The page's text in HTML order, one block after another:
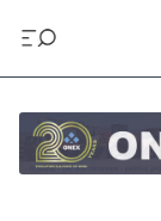
προς
το
περιεχόμενο
προς
κυρίως